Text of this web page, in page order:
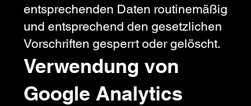
entsprechenden Daten routinemäßig
und entsprechend den gesetzlichen
Vorschriften gesperrt oder gelöscht.
Verwendung von
Google Analytics